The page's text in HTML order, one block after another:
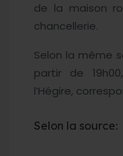
de la maison
chancellerie.
Selon la même
partir de
l’Hégire,
Selon la source: